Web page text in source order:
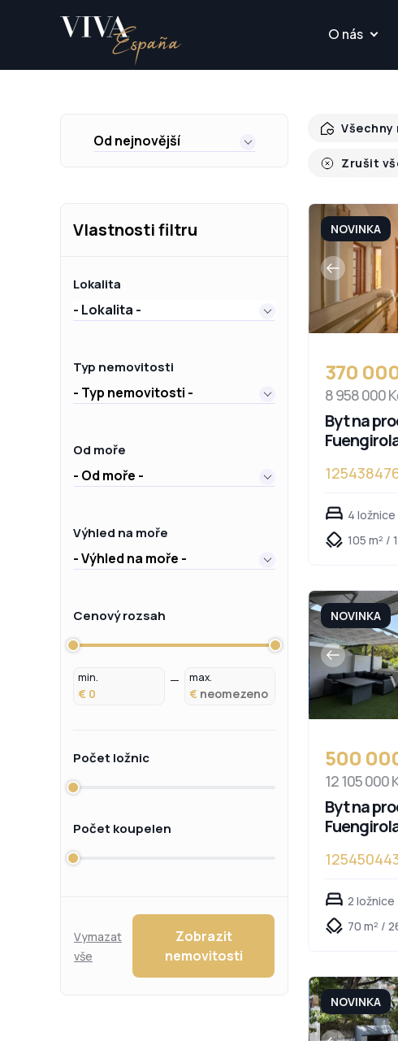
O nás
Od nejnovější
Zrušit
Vlastnosti filtru
Lokalita
- Lokalita -
Typ nemovitosti
- Typ nemovitosti -
Od moře
- Od moře -
Výhled na moře
- Výhled na moře -
Cenový rozsah
min.
€
max.
€
Počet ložnic
Počet koupelen
Vymazat
vše
Zobrazit
nemovitosti
NOVINKA
370
8 958 000
Byt na
4 ložnice
105 m² /
NOVINKA
500
12 105 000
Byt na
2 ložnice
70 m² /
NOVINKA